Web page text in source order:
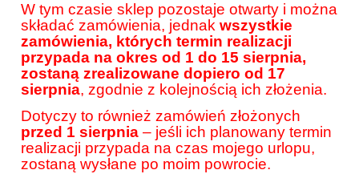
W tym czasie sklep pozostaje otwarty i można
składać zamówienia, jednak wszystkie
zamówienia, których termin realizacji
przypada na okres od 1 do 15 sierpnia,
zostaną zrealizowane dopiero od 17
sierpnia, zgodnie z kolejnością ich złożenia.
Dotyczy to również zamówień złożonych
przed 1 sierpnia – jeśli ich planowany termin
realizacji przypada na czas mojego urlopu,
zostaną wysłane po moim powrocie.